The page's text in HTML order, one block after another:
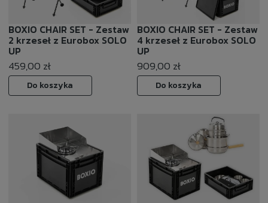
BOXIO CHAIR SET - Zestaw
2 krzeseł z Eurobox SOLO
UP
459,00 zł
Do koszyka
BOXIO CHAIR SET - Zestaw
4 krzeseł z Eurobox SOLO
UP
909,00 zł
Do koszyka